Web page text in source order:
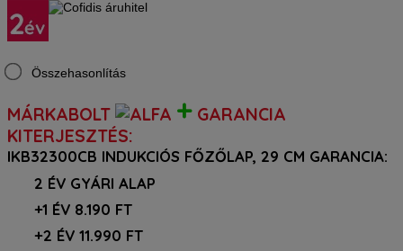
Összehasonlítás
MÁRKABOLT + GARANCIA
KITERJESZTÉS:
IKB32300CB INDUKCIÓS FŐZŐLAP, 29 CM GARANCIA:
2 ÉV GYÁRI ALAP
+1 ÉV 8.190 FT
+2 ÉV 11.990 FT